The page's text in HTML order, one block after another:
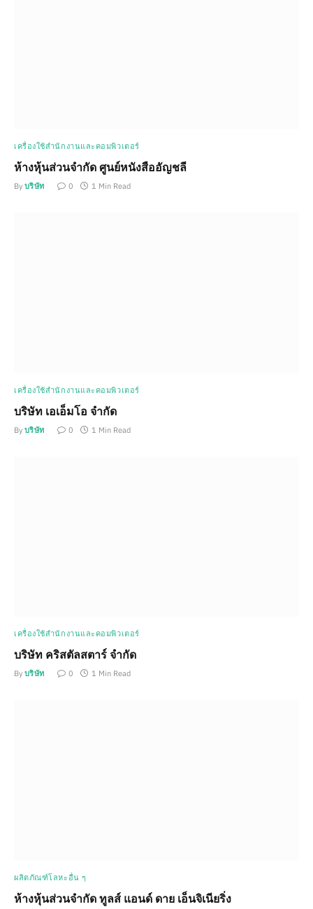
เครื่องใช้สำนักงานและคอมพิวเตอร์
ห้างหุ้นส่วนจำกัด ศูนย์หนังสืออัญชลี
By บริษัท 0 1 Min Read
เครื่องใช้สำนักงานและคอมพิวเตอร์
บริษัท เอเอ็มโอ จำกัด
By บริษัท 0 1 Min Read
เครื่องใช้สำนักงานและคอมพิวเตอร์
บริษัท คริสตัลสตาร์ จำกัด
By บริษัท 0 1 Min Read
ผลิตภัณฑ์โลหะอื่น ๆ
ห้างหุ้นส่วนจำกัด ทูลส์ แอนด์ ดาย เอ็นจิเนียริ่ง